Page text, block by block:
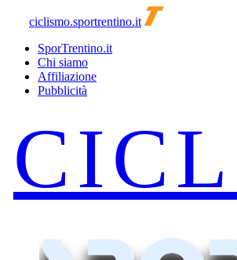
ciclismo.sportrentino.it
SporTrentino.it
Chi siamo
Affiliazione
Pubblicità